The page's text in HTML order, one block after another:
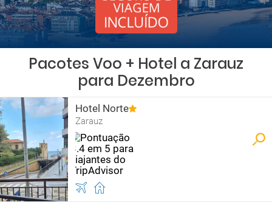
Pacotes Voo + Hotel a Zarauz
para Dezembro
Hotel Norte
Zarauz